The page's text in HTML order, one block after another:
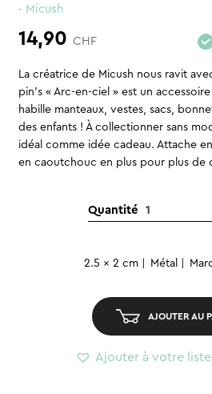
- Micush
14,90 CHF
La créatrice de Micush nous ravit
pin’s « Arc-en-ciel » est un
habille manteaux, vestes, sacs,
des enfants ! À collectionner sans
idéal comme idée cadeau. Attache
en caoutchouc en plus pour plus de
Quantitéquantité
-
ciel
2.5 x 2 cm Métal
AJOUTER AU
Ajouter à votre